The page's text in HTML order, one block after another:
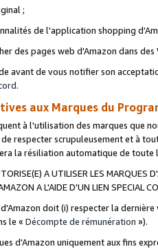
;
de l'application shopping
des pages web d'Amazon dans
avant de vous notifier son
.
aux Marques du
à l'utilisation des marques que
de respecter scrupuleusement et à
la résiliation automatique de
A UTILISER LES MARQUES
A L'AIDE D'UN LIEN SPECIAL
doit (i) respecter la
le « Décompte de rémunération »).
d'Amazon uniquement aux fins